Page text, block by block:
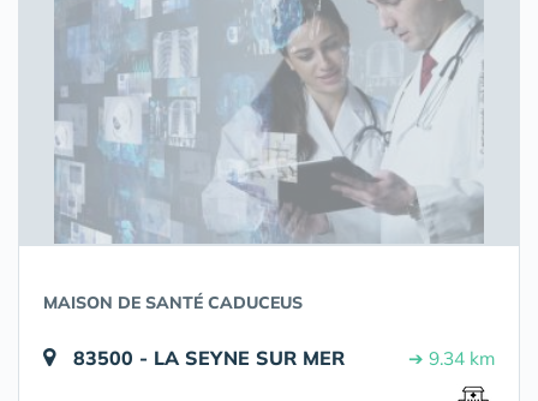
MAISON DE SANTÉ CADUCEUS
83500 - LA SEYNE SUR MER ➔ 9.34 km